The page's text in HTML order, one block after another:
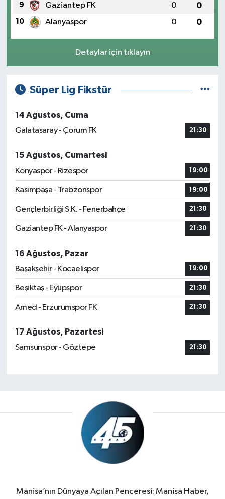
9 Gaziantep FK 0 0
10 Alanyaspor 0 0
Detaylar için tıklayın
Süper Lig Fikstür
14 Ağustos, Cuma
Galatasaray - Çorum FK
21:30
15 Ağustos, Cumartesi
Konyaspor - Rizespor
19:00
Kasımpaşa - Trabzonspor 19:00
Gençlerbirliği S.K. - Fenerbahçe 21:30
Gaziantep FK - Alanyaspor 21:30
16 Ağustos, Pazar
Başakşehir - Kocaelispor
19:00
Beşiktaş - Eyüpspor 21:30
Amed - Erzurumspor FK 21:30
17 Ağustos, Pazartesi
Samsunspor - Göztepe
21:30
Manisa’nın Dünyaya Açılan Penceresi: Manisa Haber,